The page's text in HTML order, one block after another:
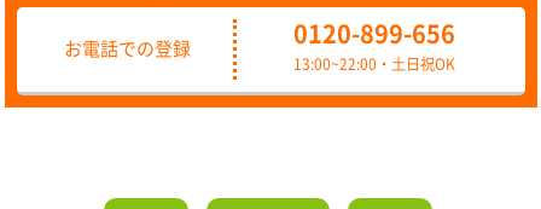
お電話での登録
0120-899-656
13:00~22:00・土日祝OK